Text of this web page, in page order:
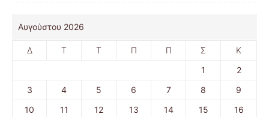
Αυγούστου 2026
Δ Τ Τ Π Π Σ Κ
1
2
3
4 5 6 7 8
9
10
11 12 13 14 15
16